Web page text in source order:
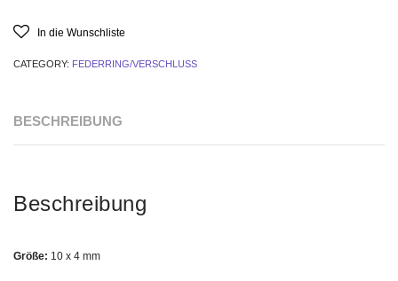
In die Wunschliste
CATEGORY: FEDERRING/VERSCHLUSS
BESCHREIBUNG
Beschreibung
Größe: 10 x 4 mm